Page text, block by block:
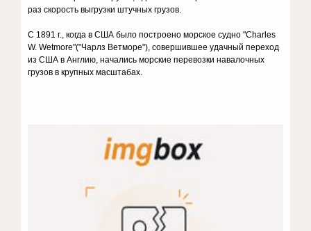
раз скорость выгрузки штучных грузов.
С 1891 г., когда в США было построено морское судно "Charles
W. Wetmore"("Чарлз Ветморе"), совершившее удачный переход
из США в Англию, начались морские перевозки навалочных
грузов в крупных масштабах.